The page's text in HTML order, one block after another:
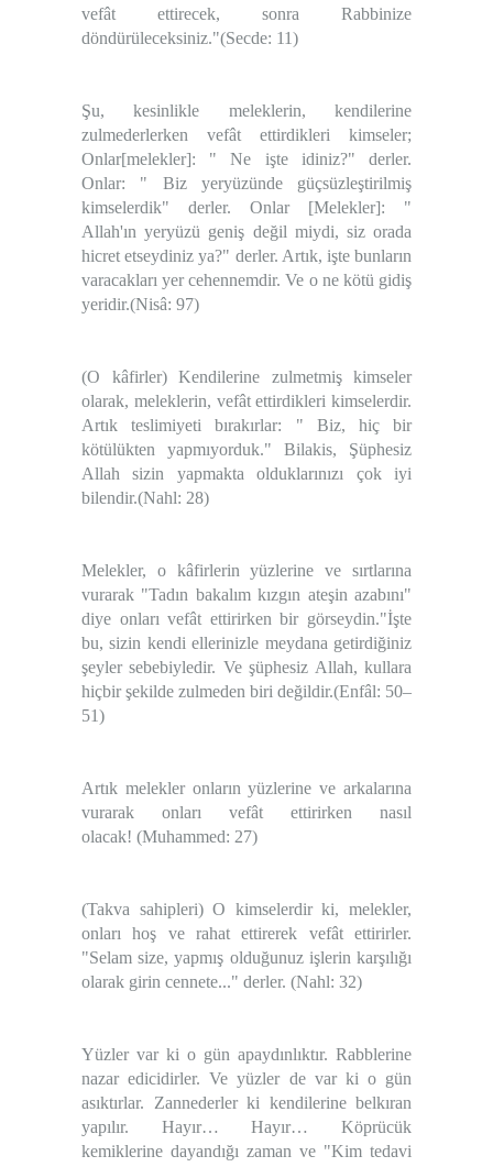
vefât ettirecek, sonra Rabbinize
döndürüleceksiniz."(Secde: 11)
Şu, kesinlikle meleklerin, kendilerine
zulmederlerken vefât ettirdikleri kimseler;
Onlar[melekler]: " Ne işte idiniz?" derler.
Onlar: " Biz yeryüzünde güçsüzleştirilmiş
kimselerdik" derler. Onlar [Melekler]: "
Allah'ın yeryüzü geniş değil miydi, siz orada
hicret etseydiniz ya?" derler. Artık, işte bunların
varacakları yer cehennemdir. Ve o ne kötü gidiş
yeridir.(Nisâ: 97)
(O kâfirler) Kendilerine zulmetmiş kimseler
olarak, meleklerin, vefât ettirdikleri kimselerdir.
Artık teslimiyeti bırakırlar: " Biz, hiç bir
kötülükten yapmıyorduk." Bilakis, Şüphesiz
Allah sizin yapmakta olduklarınızı çok iyi
bilendir.(Nahl: 28)
Melekler, o kâfirlerin yüzlerine ve sırtlarına
vurarak "Tadın bakalım kızgın ateşin azabını"
diye onları vefât ettirirken bir görseydin."İşte
bu, sizin kendi ellerinizle meydana getirdiğiniz
şeyler sebebiyledir. Ve şüphesiz Allah, kullara
hiçbir şekilde zulmeden biri değildir.(Enfâl: 50–
51)
Artık melekler onların yüzlerine ve arkalarına
vurarak onları vefât ettirirken nasıl
olacak! (Muhammed: 27)
(Takva sahipleri) O kimselerdir ki, melekler,
onları hoş ve rahat ettirerek vefât ettirirler.
"Selam size, yapmış olduğunuz işlerin karşılığı
olarak girin cennete..." derler. (Nahl: 32)
Yüzler var ki o gün apaydınlıktır. Rabblerine
nazar edicidirler. Ve yüzler de var ki o gün
asıktırlar. Zannederler ki kendilerine belkıran
yapılır. Hayır… Hayır… Köprücük
kemiklerine dayandığı zaman ve "Kim tedavi